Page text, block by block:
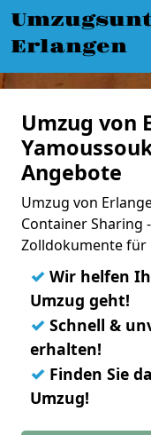
Erlangen
Umzug von
Angebote
Umzug von
Container Sharing
Zolldokumente für
✓ Wir helfen
Umzug geht!
✓ Schnell &
erhalten!
✓ Finden Sie
Umzug!